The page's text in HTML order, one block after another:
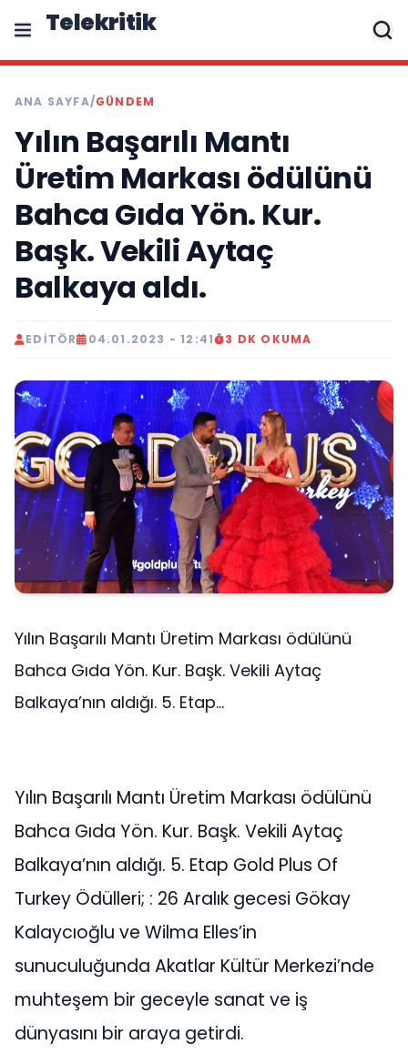
Telekritik
ANA SAYFA/GÜNDEM
Yılın Başarılı Mantı
Üretim Markası ödülünü
Bahca Gıda Yön. Kur.
Başk. Vekili Aytaç
Balkaya aldı.
EDITÖR 04.01.2023 - 12:41 3 DK OKUMA
Yılın Başarılı Mantı Üretim Markası ödülünü
Bahca Gıda Yön. Kur. Başk. Vekili Aytaç
Balkaya’nın aldığı. 5. Etap...
Yılın Başarılı Mantı Üretim Markası ödülünü
Bahca Gıda Yön. Kur. Başk. Vekili Aytaç
Balkaya’nın aldığı. 5. Etap Gold Plus Of
Turkey Ödülleri; : 26 Aralık gecesi Gökay
Kalaycıoğlu ve Wilma Elles’in
sunuculuğunda Akatlar Kültür Merkezi’nde
muhteşem bir geceyle sanat ve iş
dünyasını bir araya getirdi.